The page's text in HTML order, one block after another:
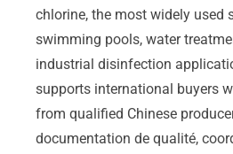
chlorine, the most widely used
swimming pools, water
industrial disinfection
supports international buyers
from qualified Chinese
documentation de qualité,